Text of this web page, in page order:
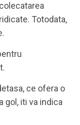
Totodata,
ce ofera o
gol, iti va indica